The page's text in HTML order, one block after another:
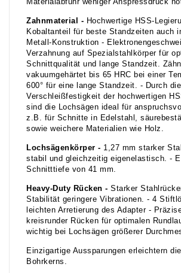
Materialabfuhr weniger Anspressdruck
Zahnmaterial - Hochwertige HSS-
Kobaltanteil für beste Standzeiten auch
Metall-Konstruktion -
Verzahnung auf Spezialstahlkörper für
Schnittqualität und lange Standzeit.
vakuumgehärtet bis 65 HRC bei einer
600° für eine lange Standzeit. - Durch
Verschleißfestigkeit der hochwertigen
sind die Lochsägen ideal für
z.B. für Schnitte in Edelstahl,
sowie weichere Materialien wie Holz.
Lochsägenkörper - 1,27 mm starker
stabil und gleichzeitig eigenelastisch. -
Schnitttiefe von 41 mm.
Heavy-Duty Rücken - Starker
Stabilität geringere Vibrationen. - 4
leichten Arretierung des Adapter -
kreisrunder Rücken für optimalen
wichtig bei Lochsägen größerer
Einzigartige Aussparungen erleichtern
Bohrkerns.